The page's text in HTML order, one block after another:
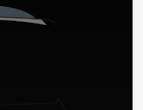
AUTO au Sierra Leone